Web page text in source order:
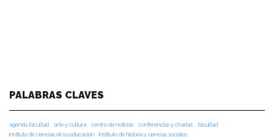
PALABRAS CLAVES
agenda facultad arte y cultura centro de noticias conferencias y charlas
facultad
instituto de ciencias de la educación
instituto de historia y ciencias sociales